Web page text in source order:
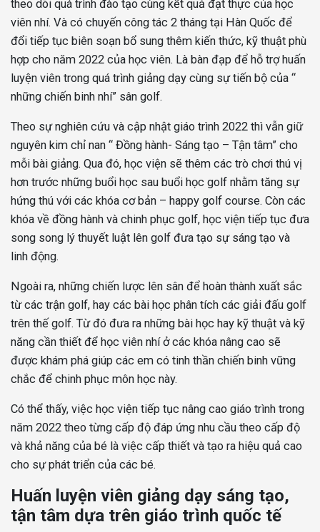
theo dõi quá trình đào tạo cùng kết quả đạt thực của học
viên nhí. Và có chuyến công tác 2 tháng tại Hàn Quốc để
đổi tiếp tục biên soạn bổ sung thêm kiến thức, kỹ thuật phù
hợp cho năm 2022 của học viên. Là bàn đạp để hỗ trợ huấn
luyện viên trong quá trình giảng dạy cùng sự tiến bộ của “
những chiến binh nhí” sân golf.
Theo sự nghiên cứu và cập nhật giáo trình 2022 thì vẫn giữ
nguyên kim chỉ nan “ Đồng hành- Sáng tạo – Tận tâm” cho
mỗi bài giảng. Qua đó, học viện sẽ thêm các trò chơi thú vị
hơn trước những buổi học sau buổi học golf nhằm tăng sự
hứng thú với các khóa cơ bản – happy golf course. Còn các
khóa về đồng hành và chinh phục golf, học viện tiếp tục đưa
song song lý thuyết luật lên golf đưa tạo sự sáng tạo và
linh động.
Ngoài ra, những chiến lược lên sân để hoàn thành xuất sắc
từ các trận golf, hay các bài học phân tích các giải đấu golf
trên thế golf. Từ đó đưa ra những bài học hay kỹ thuật và kỹ
năng cần thiết để học viên nhí ở các khóa nâng cao sẽ
được khám phá giúp các em có tinh thần chiến binh vững
chắc để chinh phục môn học này.
Có thể thấy, việc học viện tiếp tục nâng cao giáo trình trong
năm 2022 theo từng cấp độ đáp ứng nhu cầu theo cấp độ
và khả năng của bé là việc cấp thiết và tạo ra hiệu quả cao
cho sự phát triển của các bé.
Huấn luyện viên giảng dạy sáng tạo,
tận tâm dựa trên giáo trình quốc tế